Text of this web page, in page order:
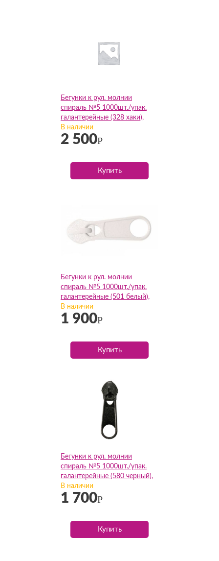
Бегунки к рул. молнии
спираль №5 1000шт./упак.
галантерейные (328 хаки),
упак
В наличии
2 500Р
Купить
Бегунки к рул. молнии
спираль №5 1000шт./упак.
галантерейные (501 белый),
упак
В наличии
1 900Р
Купить
Бегунки к рул. молнии
спираль №5 1000шт./упак.
галантерейные (580 черный),
упак
В наличии
1 700Р
Купить